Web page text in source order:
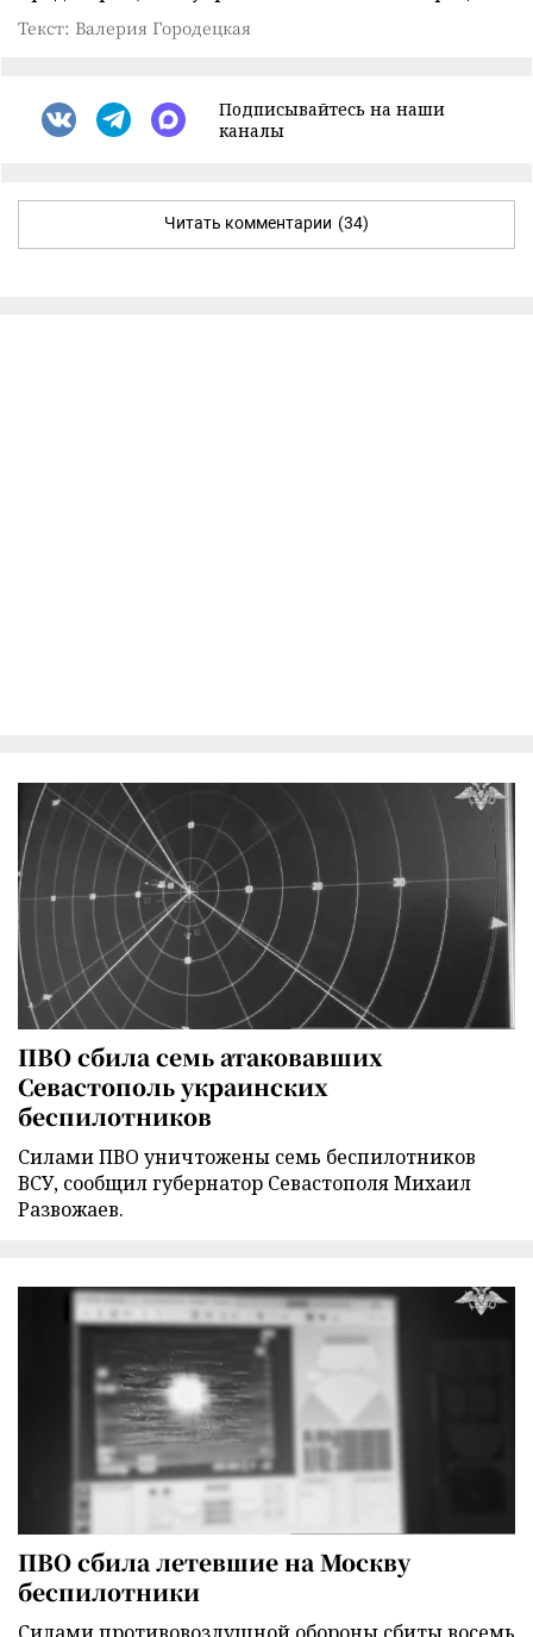
Текст: Валерия Городецкая
Подписывайтесь на наши
каналы
Читать комментарии (34)
ПВО сбила семь атаковавших
Севастополь украинских
беспилотников
Силами ПВО уничтожены семь беспилотников
ВСУ, сообщил губернатор Севастополя Михаил
Развожаев.
ПВО сбила летевшие на Москву
беспилотники